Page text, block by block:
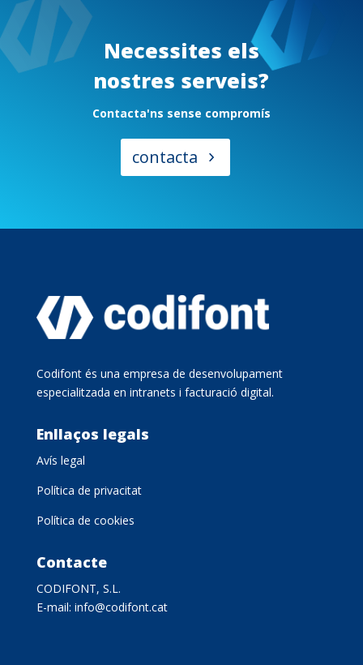
Necessites els
nostres serveis?
Contacta'ns sense compromís
contacta
Codifont és una empresa de desenvolupament
especialitzada en intranets i facturació digital.
Enllaços legals
Avís legal
Política de privacitat
Política de cookies
Contacte
CODIFONT, S.L.
E-mail: info@codifont.cat